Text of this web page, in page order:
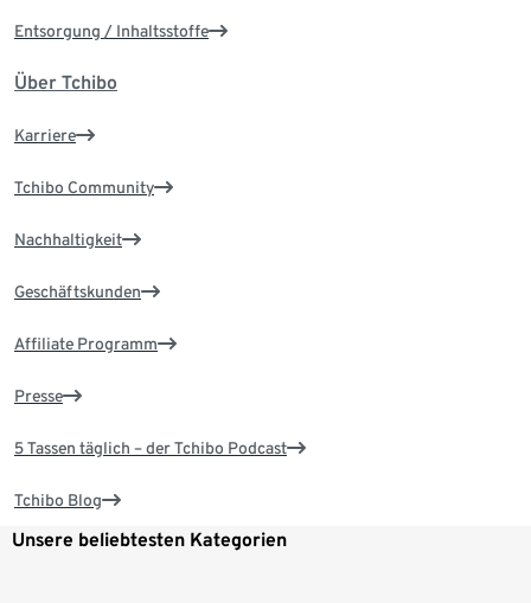
Entsorgung / Inhaltsstoffe
Über Tchibo
Karriere
Tchibo Community
Nachhaltigkeit
Geschäftskunden
Affiliate Programm
Presse
5 Tassen täglich – der Tchibo Podcast
Tchibo Blog
Unsere beliebtesten Kategorien